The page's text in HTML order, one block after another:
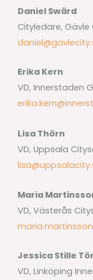
Daniel Swärd
Cityledare, Gävle
Erika Kern
VD, Innerstaden
Lisa Thörn
VD, Uppsala
Maria
VD, Västerås
Jessica Stille
VD, Linköping